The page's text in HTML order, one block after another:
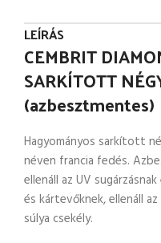
LEÍRÁS
CEMBRIT
SARKÍTOTT
(azbesztmentes)
Hagyományos sarkított
néven francia fedés.
ellenáll az UV
és kártevőknek, ellenáll
súlya csekély.